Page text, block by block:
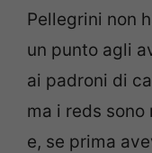
Pellegrini non
un punto agli
ai padroni di
ma i reds
e, se prima